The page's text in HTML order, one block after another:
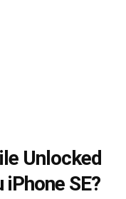
Unlocked
SE?